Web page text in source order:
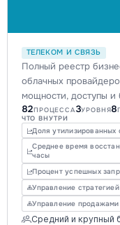
ТЕЛЕКОМ И СВЯЗЬ
Полный реестр
облачных
мощности, доступы и
архитектура для
цифровой
82ПРОЦЕССА3УРОВНЯ8
ЧТО ВНУТРИ
Доля утилизированных
Среднее время
часы
Процент успешных
Управление
Управление
Средний и крупный